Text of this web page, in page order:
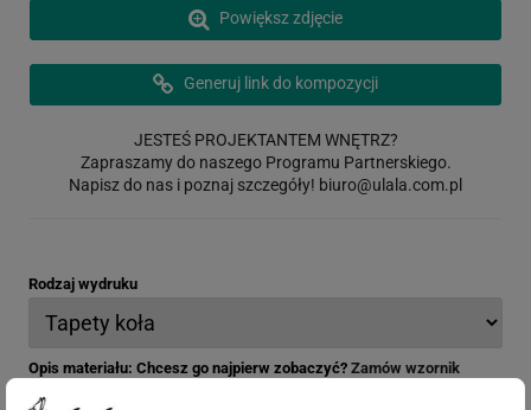
Powiększ zdjęcie
Generuj link do kompozycji
JESTEŚ PROJEKTANTEM WNĘTRZ?
Zapraszamy do naszego Programu Partnerskiego.
Napisz do nas i poznaj szczegóły! biuro@ulala.com.pl
Rodzaj wydruku
Opis materiału: Chcesz go najpierw zobaczyć? Zamów wzornik